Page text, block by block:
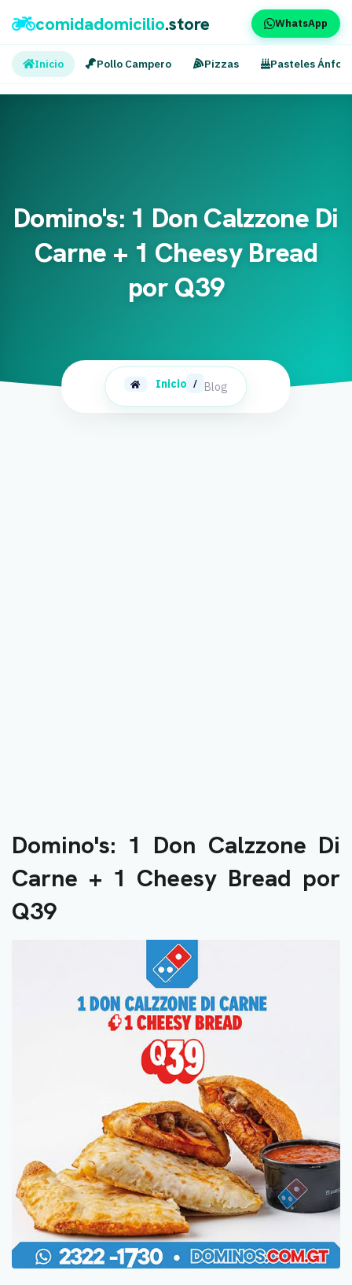
comidadomicilio.store WhatsApp
Inicio Pollo Campero Pizzas Pasteles Ánfora
Domino's: 1 Don Calzzone Di
Carne + 1 Cheesy Bread
por Q39
Inicio / Blog
Domino's: 1 Don Calzzone Di
Carne + 1 Cheesy Bread por
Q39